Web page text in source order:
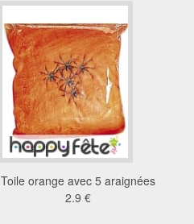
Toile orange avec 5 araignées
2.9 €